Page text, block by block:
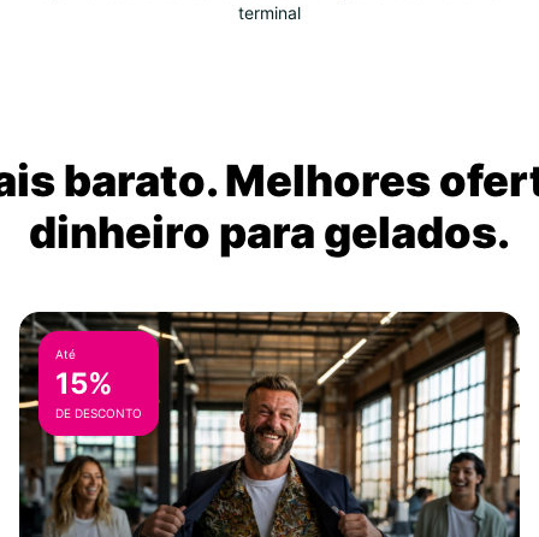
terminal
barato. Melhores
dinheiro para gelados.
Até
15%
DE DESCONTO